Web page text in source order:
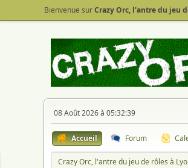
Bienvenue surCrazy Orc, l'antre du jeu
08 Août 2026 à 05:32:39
Accueil Forum
Crazy Orc, l'antre du jeu de rôles à